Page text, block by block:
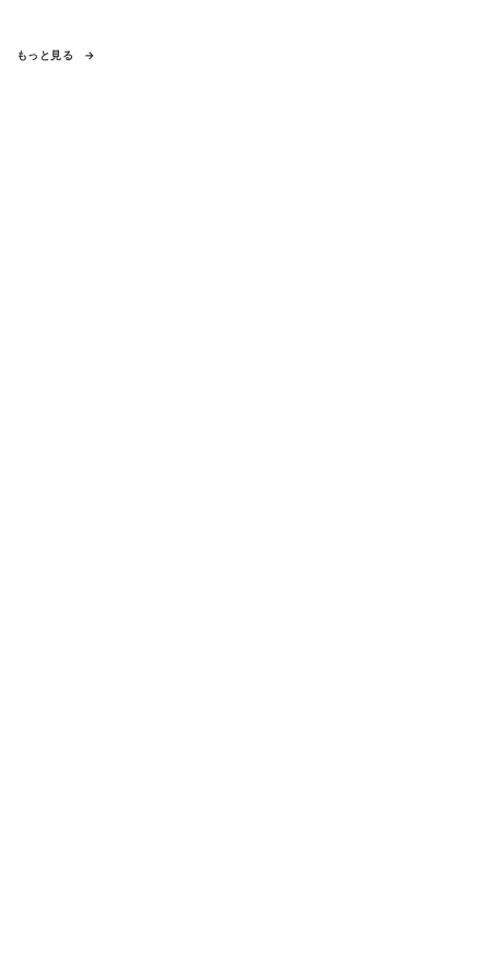
もっと見る